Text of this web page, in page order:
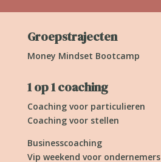
Groepstrajecten
Money Mindset Bootcamp
1 op 1 coaching
Coaching voor particulieren
Coaching voor stellen
Businesscoaching
Vip weekend voor ondernemers